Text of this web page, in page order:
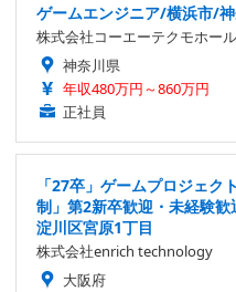
ゲームエンジニア/横浜市/
株式会社コーエーテクモホー
神奈川県
年収480万円～860万円
正社員
「27卒」ゲームプロジェ
制」第2新卒歓迎・未経験
淀川区宮原1丁目
株式会社enrich technology
大阪府